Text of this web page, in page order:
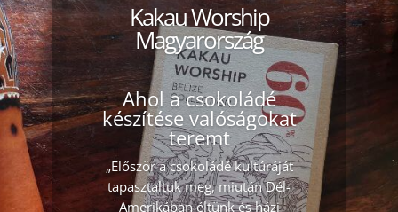
Kakau Worship
Magyarország
Ahol a csokoládé
készítése valóságokat
teremt
„Először a csokoládé kultúráját
tapasztaltuk meg, miután Dél-
Amerikában éltünk és házi